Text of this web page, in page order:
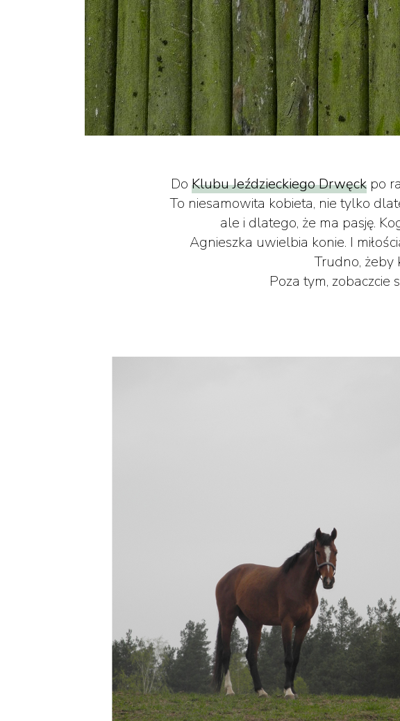
Do Klubu Jeździeckiego Drwęck po
To niesamowita kobieta, nie tylko
ale i dlatego, że ma pasję.
Agnieszka uwielbia konie. I
Trudno, żeby
Poza tym, zobaczcie